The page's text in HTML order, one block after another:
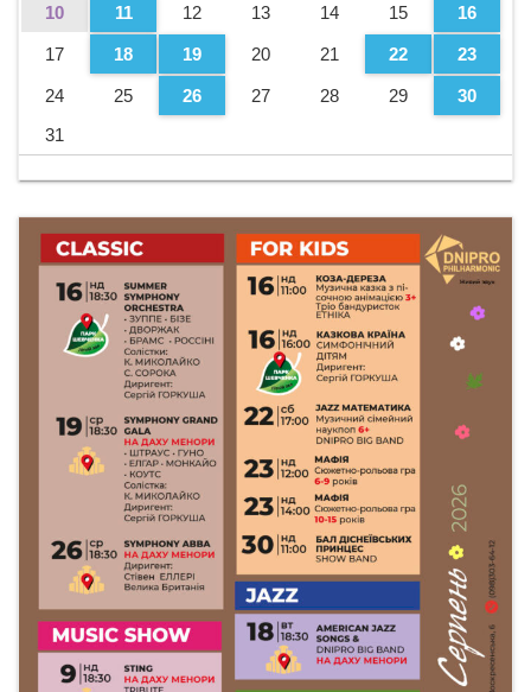
10 11 12 13 14 15 16
17 18 19 20 21 22 23
24 25 26 27 28 29
30
31